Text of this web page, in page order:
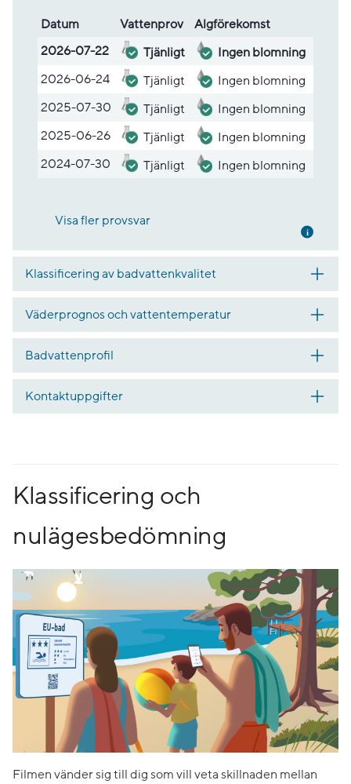
Lista med provsvar
Datum Vatten­prov
Alg­före­komst
2026-07-22
Tjänligt
Ingen blomning
2026-06-24
Tjänligt
Ingen blomning
2025-07-30
Tjänligt
Ingen blomning
2025-06-26
Tjänligt
Ingen blomning
2024-07-30
Tjänligt Ingen blomning
Visa fler provsvar Mer
Klassificering av badvattenkvalitet
Väderprognos och vattentemperatur
Badvattenprofil
Kontaktuppgifter
Klassificering och
nulägesbedömning
Filmen vänder sig till dig som vill veta skillnaden mellan